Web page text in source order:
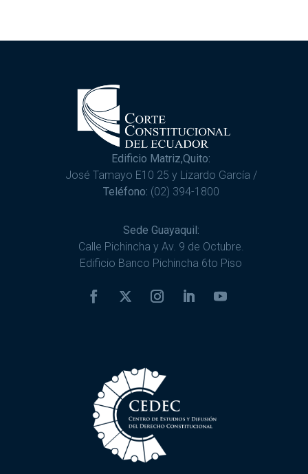
Edificio Matriz,Quito:
José Tamayo E10 25 y Lizardo García /
Teléfono: (02) 394-1800
Sede Guayaquil:
Calle Pichincha y Av. 9 de Octubre.
Edificio Banco Pichincha 6to Piso